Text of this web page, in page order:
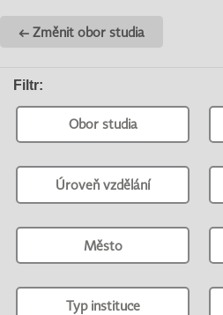
← Změnit obor studia
Filtr:
Obor studia
Úroveň vzdělání
Město
Typ instituce